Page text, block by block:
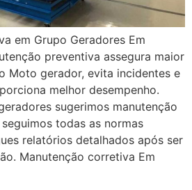
em Grupo Geradores Em
preventiva assegura maior
Moto gerador, evita incidentes e
melhor desempenho.
sugerimos manutenção
todas as normas
relatórios detalhados após ser
Manutenção corretiva Em